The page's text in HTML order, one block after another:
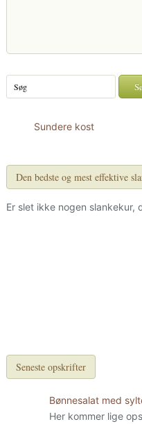
Sundere kost
Den bedste og mest effektive
Er slet ikke nogen slankekur,
Seneste opskrifter
Bønnesalat med
Her kommer lige